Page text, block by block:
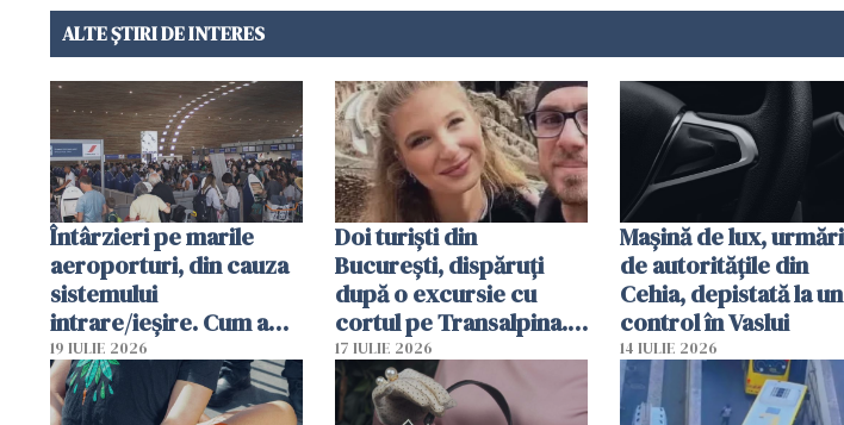
ALTE ȘTIRI DE INTERES
Întârzieri pe marile
aeroporturi, din cauza
sistemului
intrare/ieșire. Cum a
ajuns o femeie să fie
arestată în Cluj-Napoca
19 IULIE 2026
Doi turiști din
București, dispăruți
după o excursie cu
cortul pe Transalpina.
Poliția și familia îi caută
17 IULIE 2026
Mașină de lux,
de autoritățile din
Cehia, depistată la un
control în Vaslui
14 IULIE 2026